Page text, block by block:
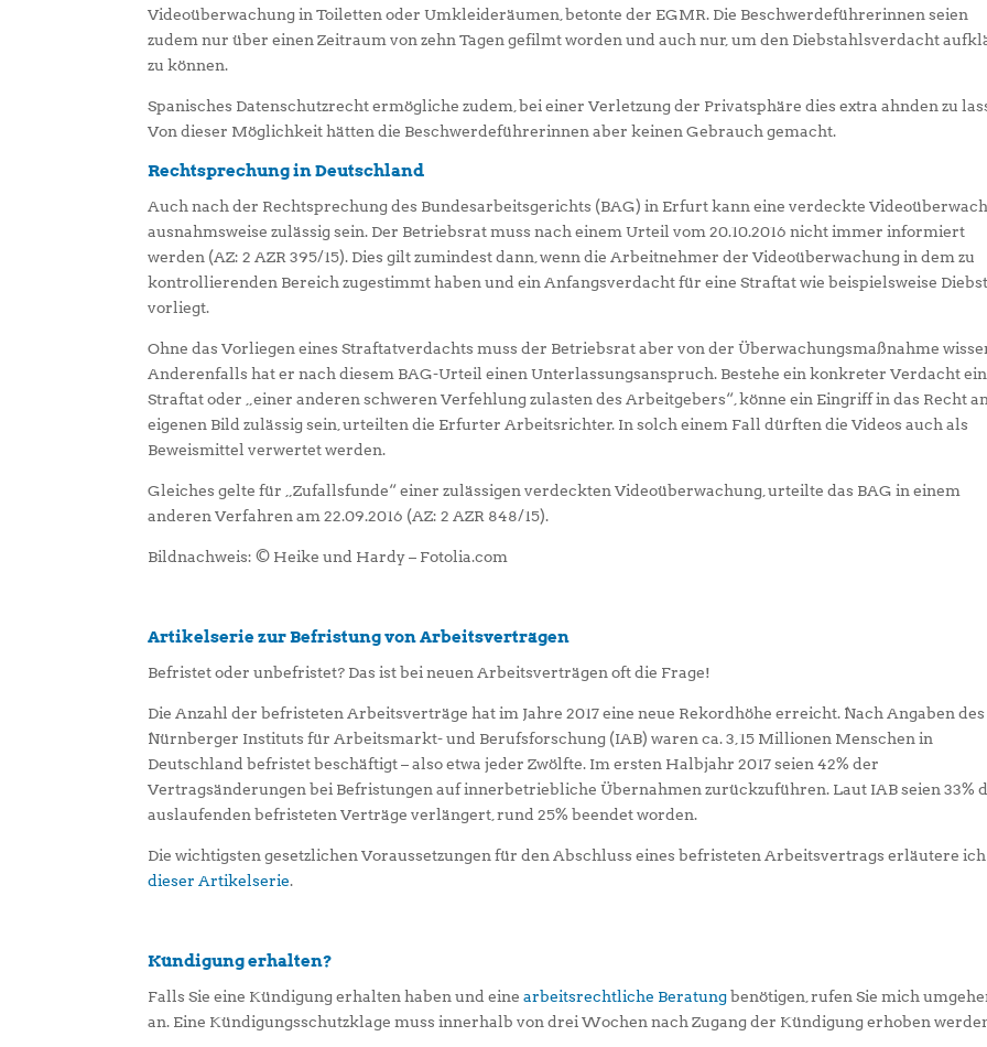
Videoüberwachung in Toiletten oder Umkleideräumen, betonte der EGMR. Die Beschwerdeführerinnen seien
zudem nur über einen Zeitraum von zehn Tagen gefilmt worden und auch nur, um den Diebstahlsverdacht
zu können.
Spanisches Datenschutzrecht ermögliche zudem, bei einer Verletzung der Privatsphäre dies extra ahnden zu
Von dieser Möglichkeit hätten die Beschwerdeführerinnen aber keinen Gebrauch gemacht.
Rechtsprechung in Deutschland
Auch nach der Rechtsprechung des Bundesarbeitsgerichts (BAG) in Erfurt kann eine verdeckte
ausnahmsweise zulässig sein. Der Betriebsrat muss nach einem Urteil vom 20.10.2016 nicht immer informiert
werden (AZ: 2 AZR 395/15). Dies gilt zumindest dann, wenn die Arbeitnehmer der Videoüberwachung in dem zu
kontrollierenden Bereich zugestimmt haben und ein Anfangsverdacht für eine Straftat wie beispielsweise
vorliegt.
Ohne das Vorliegen eines Straftatverdachts muss der Betriebsrat aber von der Überwachungsmaßnahme
Anderenfalls hat er nach diesem BAG-Urteil einen Unterlassungsanspruch. Bestehe ein konkreter Verdacht
Straftat oder „einer anderen schweren Verfehlung zulasten des Arbeitgebers“, könne ein Eingriff in das Recht
eigenen Bild zulässig sein, urteilten die Erfurter Arbeitsrichter. In solch einem Fall dürften die Videos auch als
Beweismittel verwertet werden.
Gleiches gelte für „Zufallsfunde“ einer zulässigen verdeckten Videoüberwachung, urteilte das BAG in einem
anderen Verfahren am 22.09.2016 (AZ: 2 AZR 848/15).
Bildnachweis: © Heike und Hardy – Fotolia.com
Artikelserie zur Befristung von Arbeitsverträgen
Befristet oder unbefristet? Das ist bei neuen Arbeitsverträgen oft die Frage!
Die Anzahl der befristeten Arbeitsverträge hat im Jahre 2017 eine neue Rekordhöhe erreicht. Nach Angaben des
Nürnberger Instituts für Arbeitsmarkt- und Berufsforschung (IAB) waren ca. 3,15 Millionen Menschen in
Deutschland befristet beschäftigt – also etwa jeder Zwölfte. Im ersten Halbjahr 2017 seien 42% der
Vertragsänderungen bei Befristungen auf innerbetriebliche Übernahmen zurückzuführen. Laut IAB seien 33%
auslaufenden befristeten Verträge verlängert, rund 25% beendet worden.
Die wichtigsten gesetzlichen Voraussetzungen für den Abschluss eines befristeten Arbeitsvertrags erläutere
dieser Artikelserie.
Kündigung erhalten?
Falls Sie eine Kündigung erhalten haben und einearbeitsrechtliche Beratungbenötigen, rufen Sie mich
an. Eine Kündigungsschutzklage muss innerhalb von drei Wochen nach Zugang der Kündigung erhoben